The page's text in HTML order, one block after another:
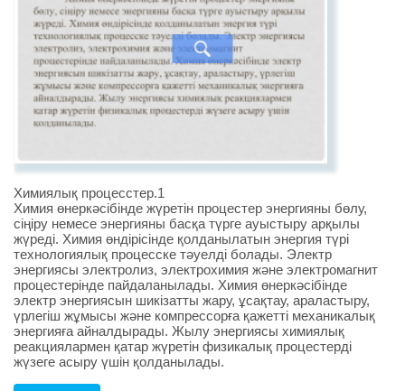
Химиялық процесстер.1
Химия өнеркәсібінде жүретін процестер энергияны бөлу,
сіңіру немесе энергияны басқа түрге ауыстыру арқылы
жүреді. Химия өндірісінде қолданылатын энергия түрі
технологиялық процесске тәуелді болады. Электр
энергиясы электролиз, электрохимия және электромагнит
процестерінде пайдаланылады. Химия өнеркәсібінде
электр энергиясын шикізатты жару, ұсақтау, араластыру,
үрлегіш жұмысы және компрессорға қажетті механикалық
энергияға айналдырады. Жылу энергиясы химиялық
реакциялармен қатар жүретін физикалық процестерді
жүзеге асыру үшін қолданылады.